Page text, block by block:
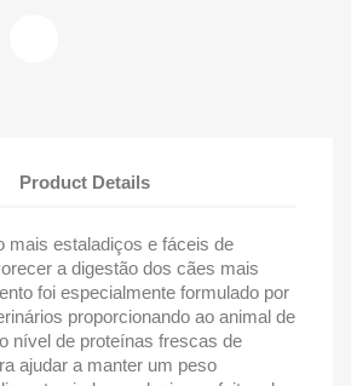
Product Details
mais estaladiços e fáceis de
a digestão dos cães mais
foi especialmente formulado por
proporcionando ao animal de
nível de proteínas frescas de
ajudar a manter um peso